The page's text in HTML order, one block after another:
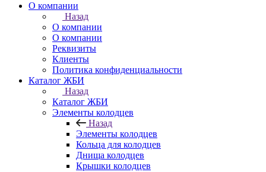
О компании
Назад
О компании
О компании
Реквизиты
Клиенты
Политика конфиденциальности
Каталог ЖБИ
Назад
Каталог ЖБИ
Элементы колодцев
Назад
Элементы колодцев
Кольца для колодцев
Днища колодцев
Крышки колодцев